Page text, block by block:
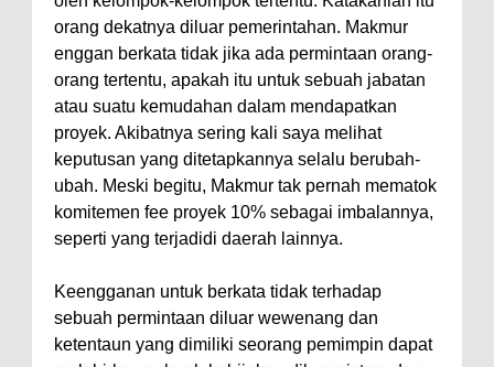
orang dekatnya diluar pemerintahan. Makmur
enggan berkata tidak jika ada permintaan orang-
orang tertentu, apakah itu untuk sebuah jabatan
atau suatu kemudahan dalam mendapatkan
proyek. Akibatnya sering kali saya melihat
keputusan yang ditetapkannya selalu berubah-
ubah. Meski begitu, Makmur tak pernah mematok
komitemen fee proyek 10% sebagai imbalannya,
seperti yang terjadidi daerah lainnya.
Keengganan untuk berkata tidak terhadap
sebuah permintaan diluar wewenang dan
ketentaun yang dimiliki seorang pemimpin dapat